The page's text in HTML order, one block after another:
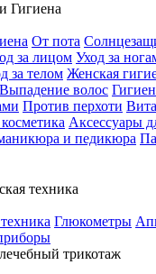
Гигиена
От пота
за лицом Уход за
за телом Женская
Выпадение волос
Против перхоти
Аксессуары
и педикюра
техника
Глюкометры
трикотаж